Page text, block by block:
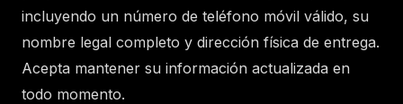
incluyendo un número de teléfono móvil válido, su
nombre legal completo y dirección física de entrega.
Acepta mantener su información actualizada en
todo momento.